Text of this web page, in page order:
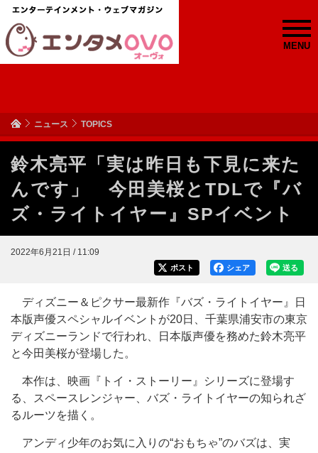
MENU
ニュース TOPICS
鈴木亮平「実は昨日も下見に来た
んです」 今田美桜とTDLで『バ
ズ・ライトイヤー』SPイベント
2022年6月21日 / 11:09
送る
シェア
ポスト
ディズニー＆ピクサー最新作『バズ・ライトイヤー』日
本版声優スペシャルイベントが20日、千葉県浦安市の東京
ディズニーランドで行われ、日本版声優を務めた鈴木亮平
と今田美桜が登場した。
本作は、映画『トイ・ストーリー』シリーズに登場す
る、スペースレンジャー、バズ・ライトイヤーの知られざ
るルーツを描く。
アンディ少年のお気に入りの“おもちゃ”のバズは、実